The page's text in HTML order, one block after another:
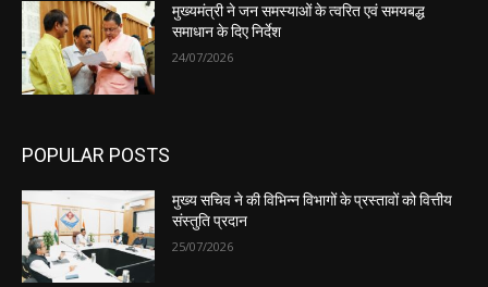
मुख्यमंत्री ने जन समस्याओं के त्वरित एवं समयबद्ध
समाधान के दिए निर्देश
24/07/2026
POPULAR POSTS
मुख्य सचिव ने की विभिन्न विभागों के प्रस्तावों को वित्तीय
संस्तुति प्रदान
25/07/2026